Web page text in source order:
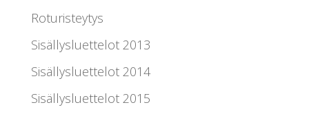
Roturisteytys
Sisällysluettelot 2013
Sisällysluettelot 2014
Sisällysluettelot 2015